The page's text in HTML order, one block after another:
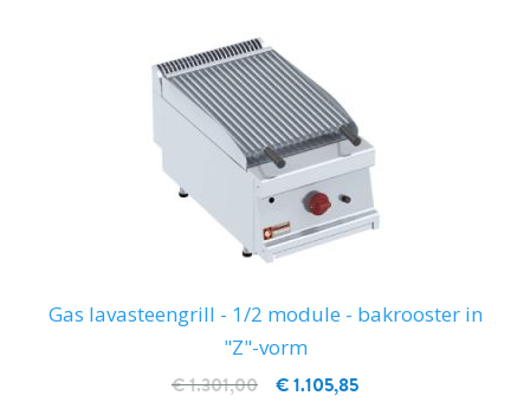
Gas lavasteengrill - 1/2 module - bakrooster in
"Z"-vorm
€ 1.105,85
€ 1.301,00